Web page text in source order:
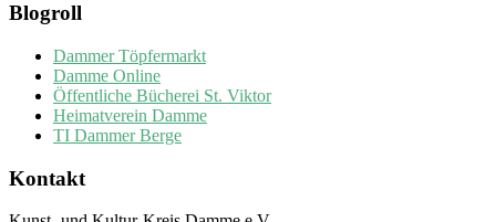
Blogroll
Dammer Töpfermarkt
Damme Online
Öffentliche Bücherei St. Viktor
Heimatverein Damme
TI Dammer Berge
Kontakt